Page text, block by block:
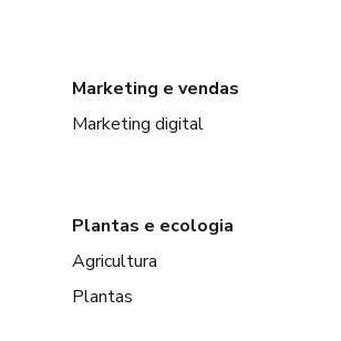
Marketing e vendas
Marketing digital
Plantas e ecologia
Agricultura
Plantas